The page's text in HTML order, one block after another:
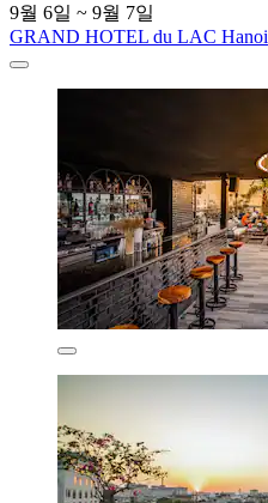
9월 6일 ~ 9월 7일
GRAND HOTEL du LAC Hanoi